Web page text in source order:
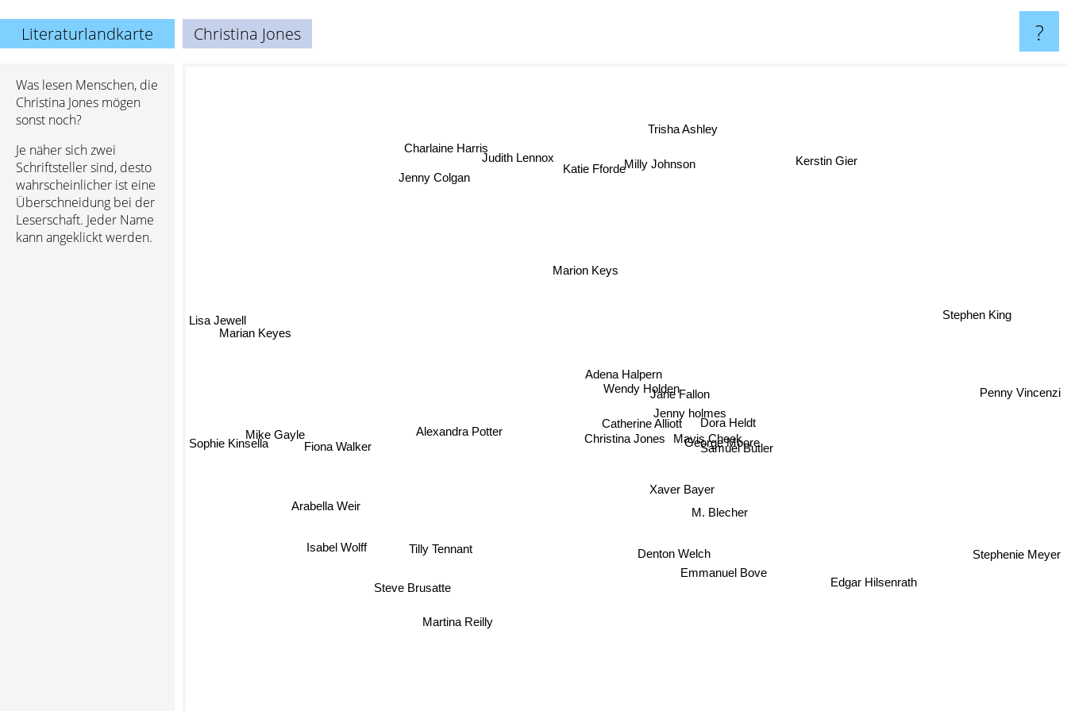
Literaturlandkarte Christina Jones ?
Was lesen Menschen, die
Christina Jones mögen
sonst noch?
Je näher sich zwei
Schriftsteller sind, desto
wahrscheinlicher ist eine
Überschneidung bei der
Leserschaft. Jeder Name
kann angeklickt werden.
Christina Jones
Catherine Alliott
Xaver Bayer
Jenny holmes
Wendy Holden
Adena Halpern
Mavis Cheek
George Moore
M. Blecher
Jane Fallon
Dora Heldt
Denton Welch
Emmanuel Bove
Marion Keys
Martina Reilly
Tilly Tennant
Steve Brusatte
Edgar Hilsenrath
Katie Fforde
Milly Johnson
Judith Lennox
Jenny Colgan
Isabel Wolff
Penny Vincenzi
Kerstin Gier
Trisha Ashley
Mike Gayle
Marian Keyes
Lisa Jewell Stephen King